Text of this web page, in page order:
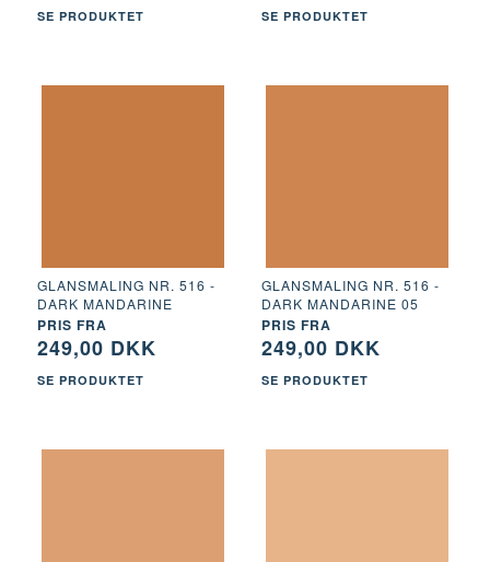
SE PRODUKTET SE PRODUKTET
GLANSMALING NR. 516 -
DARK MANDARINE
PRIS FRA
249,00 DKK
SE PRODUKTET
GLANSMALING NR. 516 -
DARK MANDARINE 05
PRIS FRA
249,00 DKK
SE PRODUKTET